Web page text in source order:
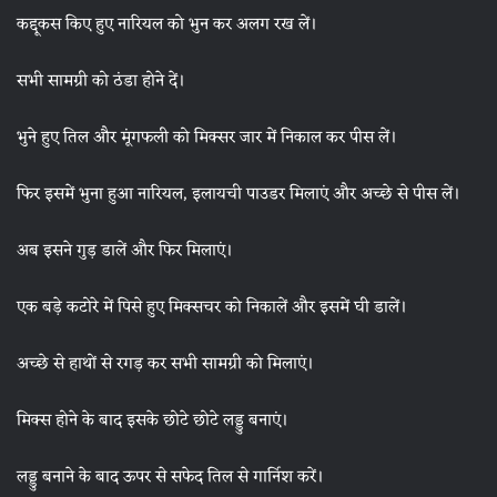
कद्दूकस किए हुए नारियल को भुन कर अलग रख लें।
सभी सामग्री को ठंडा होने दें।
भुने हुए तिल और मूंगफली को मिक्सर जार में निकाल कर पीस लें।
फिर इसमें भुना हुआ नारियल, इलायची पाउडर मिलाएं और अच्छे से पीस लें।
अब इसने गुड़ डालें और फिर मिलाएं।
एक बड़े कटोरे में पिसे हुए मिक्सचर को निकालें और इसमें घी डालें।
अच्छे से हाथों से रगड़ कर सभी सामग्री को मिलाएं।
मिक्स होने के बाद इसके छोटे छोटे लड्डु बनाएं।
लड्डु बनाने के बाद ऊपर से सफेद तिल से गार्निश करें।